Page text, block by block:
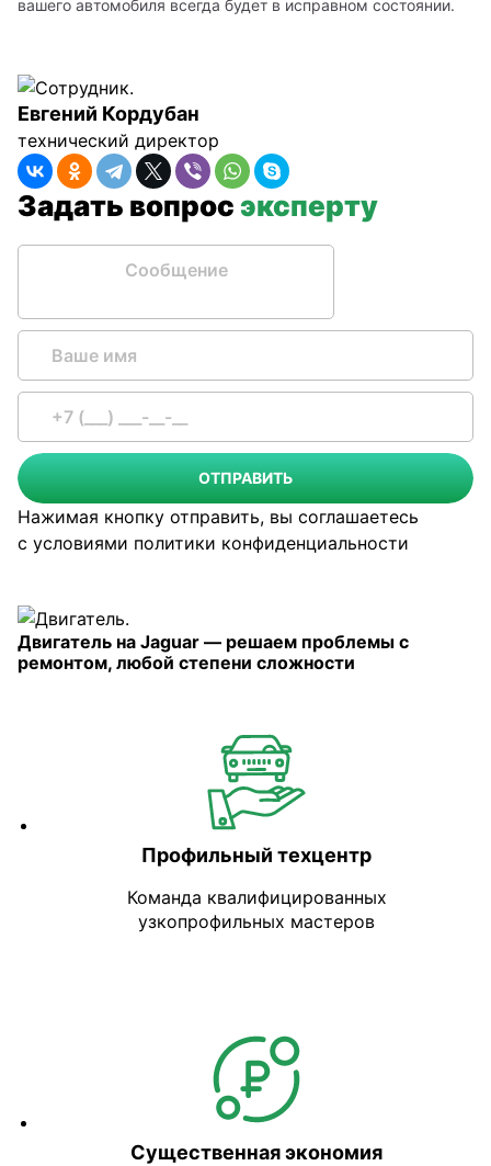
вашего автомобиля всегда будет в исправном состоянии.
Евгений Кордубан
технический директор
Задать вопросэксперту
ОТПРАВИТЬ
Нажимая кнопку отправить, вы соглашаетесь
с условиями политики конфиденциальности
Двигатель на Jaguar — решаем проблемы с
ремонтом, любой степени сложности
Профильный техцентр
Команда квалифицированных
узкопрофильных мастеров
Существенная экономия